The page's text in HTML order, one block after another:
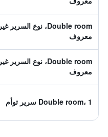
Double room، نوع السرير غير
معروف
Double room، نوع السرير غير
معروف
Double room، 1 سرير توأم